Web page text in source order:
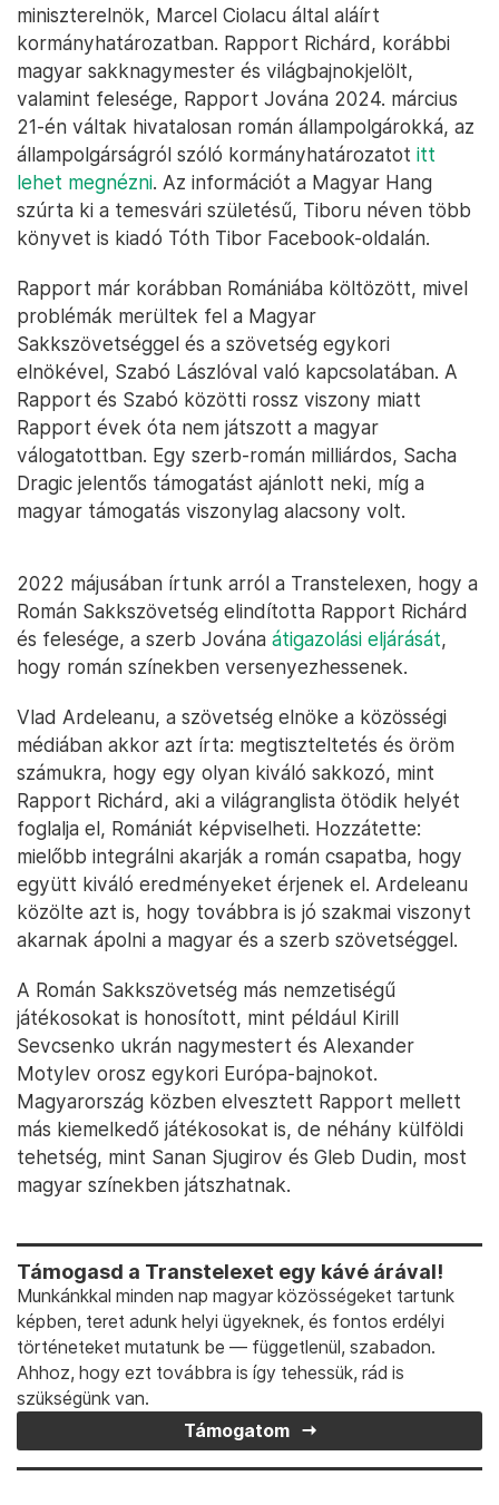
miniszterelnök, Marcel Ciolacu által aláírt
kormányhatározatban. Rapport Richárd, korábbi
magyar sakknagymester és világbajnokjelölt,
valamint felesége, Rapport Jována 2024. március
21-én váltak hivatalosan román állampolgárokká, az
állampolgárságról szóló kormányhatározatot itt
lehet megnézni. Az információt a Magyar Hang
szúrta ki a temesvári születésű, Tiboru néven több
könyvet is kiadó Tóth Tibor Facebook-oldalán.
Rapport már korábban Romániába költözött, mivel
problémák merültek fel a Magyar
Sakkszövetséggel és a szövetség egykori
elnökével, Szabó Lászlóval való kapcsolatában. A
Rapport és Szabó közötti rossz viszony miatt
Rapport évek óta nem játszott a magyar
válogatottban. Egy szerb-román milliárdos, Sacha
Dragic jelentős támogatást ajánlott neki, míg a
magyar támogatás viszonylag alacsony volt.
2022 májusában írtunk arról a Transtelexen, hogy a
Román Sakkszövetség elindította Rapport Richárd
és felesége, a szerb Jována átigazolási eljárását,
hogy román színekben versenyezhessenek.
Vlad Ardeleanu, a szövetség elnöke a közösségi
médiában akkor azt írta: megtiszteltetés és öröm
számukra, hogy egy olyan kiváló sakkozó, mint
Rapport Richárd, aki a világranglista ötödik helyét
foglalja el, Romániát képviselheti. Hozzátette:
mielőbb integrálni akarják a román csapatba, hogy
együtt kiváló eredményeket érjenek el. Ardeleanu
közölte azt is, hogy továbbra is jó szakmai viszonyt
akarnak ápolni a magyar és a szerb szövetséggel.
A Román Sakkszövetség más nemzetiségű
játékosokat is honosított, mint például Kirill
Sevcsenko ukrán nagymestert és Alexander
Motylev orosz egykori Európa-bajnokot.
Magyarország közben elvesztett Rapport mellett
más kiemelkedő játékosokat is, de néhány külföldi
tehetség, mint Sanan Sjugirov és Gleb Dudin, most
magyar színekben játszhatnak.
Támogasd a Transtelexet egy kávé árával!
Munkánkkal minden nap magyar közösségeket tartunk
képben, teret adunk helyi ügyeknek, és fontos erdélyi
történeteket mutatunk be — függetlenül, szabadon.
Ahhoz, hogy ezt továbbra is így tehessük, rád is
szükségünk van.
Támogatom